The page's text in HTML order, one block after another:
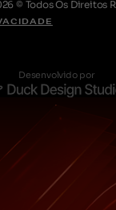
© Todos Os Direitos
Desenvolvido por